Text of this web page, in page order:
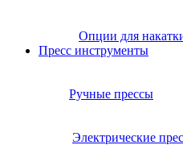
Опции для
Пресс инструменты
Ручные прессы
Электрические